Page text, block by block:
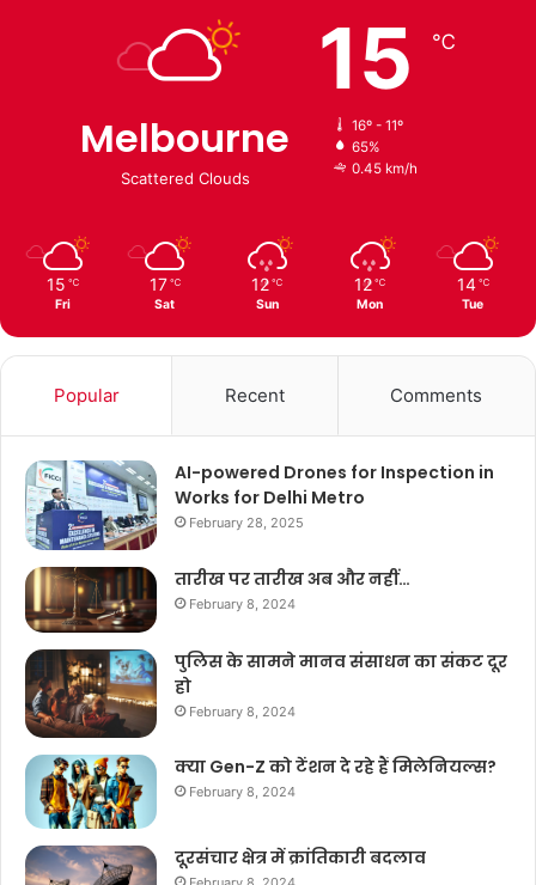
Melbourne
Scattered Clouds
15 ℃
16º - 11º
65%
0.45 km/h
15 ℃
Fri
17 ℃
Sat
12 ℃
Sun
12 ℃
Mon
14 ℃
Tue
Popular Recent Comments
AI-powered Drones for Inspection in
Works for Delhi Metro
February 28, 2025
तारीख पर तारीख अब और नहीं…
February 8, 2024
पुलिस के सामने मानव संसाधन का संकट दूर
हो
February 8, 2024
क्या Gen-Z को टेंशन दे रहे हैं मिलेनियल्स?
February 8, 2024
दूरसंचार क्षेत्र में क्रांतिकारी बदलाव